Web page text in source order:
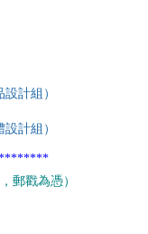
計組）
計組）
郵戳為憑）